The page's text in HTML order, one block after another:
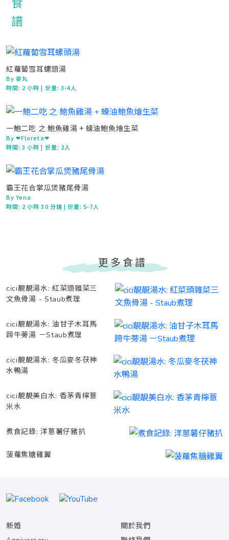
紅蘿蔔雪耳螺頭湯
By 麥丸
時間: 2 小時| 份量: 3-4人
一鮑二吃 之 鮑魚雞湯 + 蠔油鮑魚燴生菜
By ❤Floreta❤
時間:3 小時| 份量: 2人
霸王花合掌瓜煲豬尾骨湯
By Yena
時間: 2 小時 30 分鐘 | 份量: 5-7人
更多食譜
cici靚靚湯水: 紅菜頭雜菜三
文魚骨湯 - Staub煮理
cici靚靚湯水: 油甘子木耳馬
蹄牛蒡湯 －Staub煮理
cici靚靚湯水: 冬瓜麥冬茯神
水鴨湯
cici靚靚美白水: 香茅青檸薏
米水
煮食記錄: 洋蔥薯仔豬扒
菠蘿焦糖雞翼
新婚
關於我們